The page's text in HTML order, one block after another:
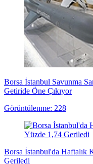
Borsa İstanbul Savunma
Getiride Öne Çıkıyor
Görüntülenme: 228
Borsa İstanbul'da Haftalık
Geriledi